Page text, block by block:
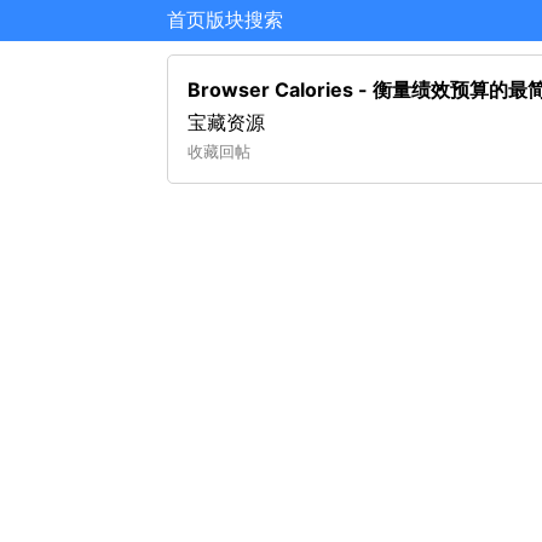
首页版块搜索
Browser Calories - 衡量绩效预算的最
宝藏资源
收藏回帖